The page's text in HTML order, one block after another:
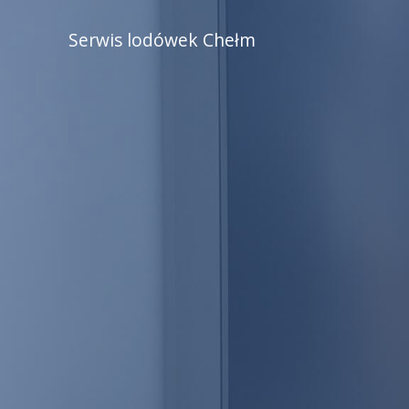
Serwis lodówek Chełm